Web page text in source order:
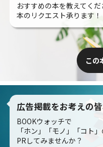
おすすめの本を教えてくだ
本のリクエスト承ります！
この
広告掲載をお考えの皆
BOOKウォッチで
「ホン」「モノ」「コト
PRしてみませんか？